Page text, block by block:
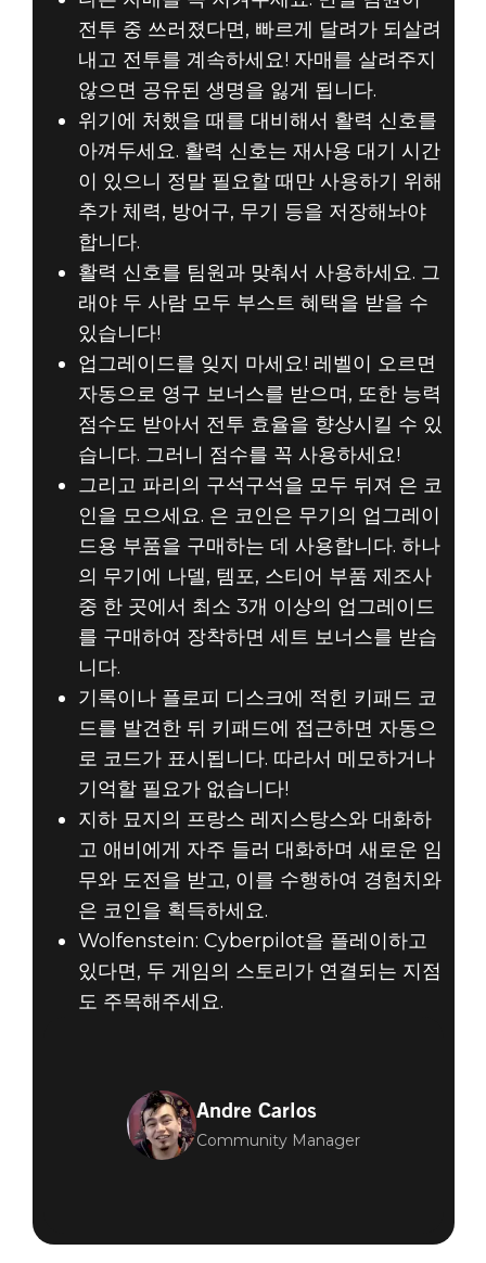
전투 중 쓰러졌다면, 빠르게 달려가 되살려
내고 전투를 계속하세요! 자매를 살려주지
않으면 공유된 생명을 잃게 됩니다.
위기에 처했을 때를 대비해서 활력 신호를
아껴두세요. 활력 신호는 재사용 대기 시간
이 있으니 정말 필요할 때만 사용하기 위해
추가 체력, 방어구, 무기 등을 저장해놔야
합니다.
활력 신호를 팀원과 맞춰서 사용하세요. 그
래야 두 사람 모두 부스트 혜택을 받을 수
있습니다!
업그레이드를 잊지 마세요! 레벨이 오르면
자동으로 영구 보너스를 받으며, 또한 능력
점수도 받아서 전투 효율을 향상시킬 수 있
습니다. 그러니 점수를 꼭 사용하세요!
그리고 파리의 구석구석을 모두 뒤져 은 코
인을 모으세요. 은 코인은 무기의 업그레이
드용 부품을 구매하는 데 사용합니다. 하나
의 무기에 나델, 템포, 스티어 부품 제조사
중 한 곳에서 최소 3개 이상의 업그레이드
를 구매하여 장착하면 세트 보너스를 받습
니다.
기록이나 플로피 디스크에 적힌 키패드 코
드를 발견한 뒤 키패드에 접근하면 자동으
로 코드가 표시됩니다. 따라서 메모하거나
기억할 필요가 없습니다!
지하 묘지의 프랑스 레지스탕스와 대화하
고 애비에게 자주 들러 대화하며 새로운 임
무와 도전을 받고, 이를 수행하여 경험치와
은 코인을 획득하세요.
Wolfenstein: Cyberpilot을 플레이하고
있다면, 두 게임의 스토리가 연결되는 지점
도 주목해주세요.
Andre Carlos
Community Manager